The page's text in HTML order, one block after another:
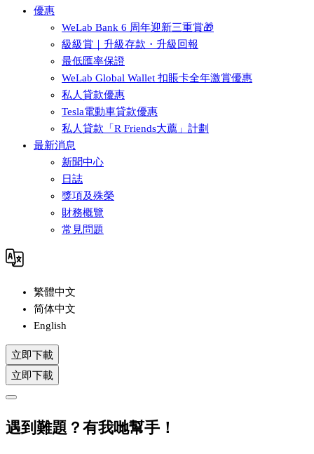
優惠
WeLab Bank 6 周年迎新三重賞🎁
級級賞｜升級存款・升級回報
最低匯率保證
WeLab Global Wallet 扣賬卡全年激賞優惠
私人貸款優惠
Tesla電動車貸款優惠
私人貸款「R Friends大薦」計劃
最新消息
新聞中心
日誌
獎項及殊榮
財務概覽
常見問題
繁體中文
简体中文
English
立即下載
立即下載
遇到難題？有我哋幫手！